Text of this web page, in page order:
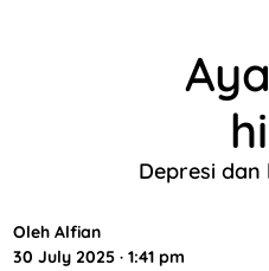
Depresi
Oleh Alfian
30 July 2025 · 1:41 pm